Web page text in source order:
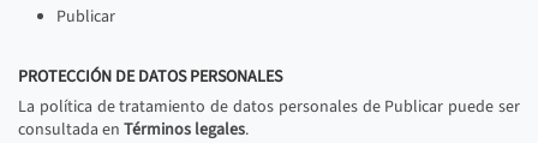
Publicar
PROTECCIÓN DE DATOS PERSONALES
La política de tratamiento de datos personales de Publicar puede ser
consultada en Términos legales.